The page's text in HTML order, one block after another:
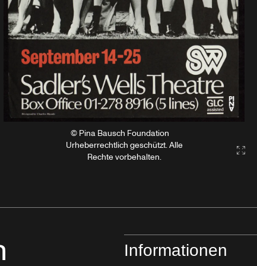
© Pina Bausch Foundation
Urheberrechtlich geschützt. Alle
Rechte vorbehalten.
Informationen